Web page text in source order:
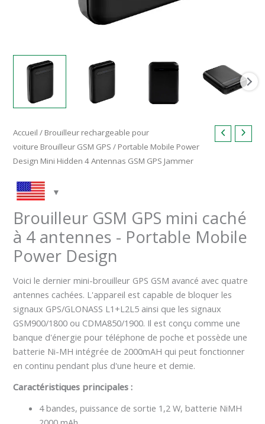
Accueil / Brouilleur rechargeable pour
voiture Brouilleur GSM GPS / Portable Mobile Power
Design Mini Hidden 4 Antennas GSM GPS Jammer
Brouilleur GSM GPS mini caché
à 4 antennes - Portable Mobile
Power Design
Voici le dernier mini-brouilleur GPS GSM avancé avec quatre
antennes cachées. L'appareil est capable de bloquer les
signaux GPS/GLONASS L1+L2L5 ainsi que les signaux
GSM900/1800 ou CDMA850/1900. Il est conçu comme une
banque d'énergie pour téléphone de poche et possède une
batterie Ni-MH intégrée de 2000mAH qui peut fonctionner
en continu pendant plus d'une heure et demie.
Caractéristiques principales :
4 bandes, puissance de sortie 1,2 W, batterie NiMH